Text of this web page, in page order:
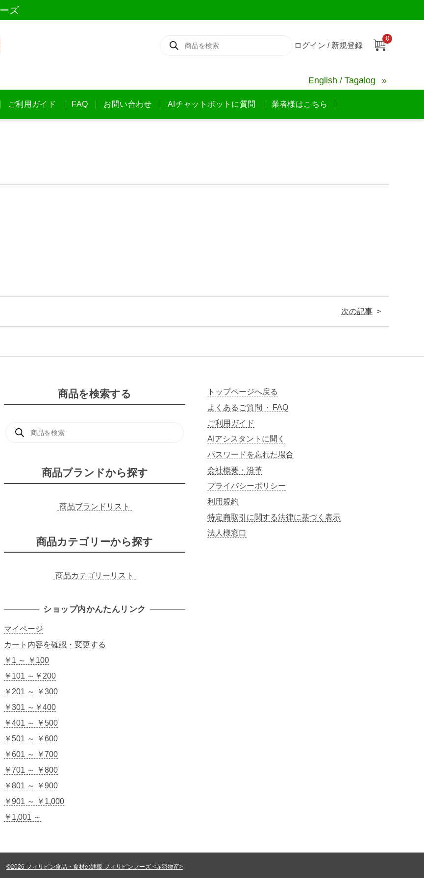
ズ
ログイン / 新規登録
0
English / Tagalog
ご利用ガイド FAQ お問い合わせ AIチャットボットに質問 業者様はこちら
次の記事
商品を検索する
商品ブランドから探す
商品ブランドリスト
商品カテゴリーから探す
商品カテゴリーリスト
ショップ内かんたんリンク
マイページ
カート内容を確認・変更する
￥1 ～ ￥100
￥101 ～￥200
￥201 ～ ￥300
￥301 ～￥400
￥401 ～ ￥500
￥501 ～ ￥600
￥601 ～ ￥700
￥701 ～ ￥800
￥801 ～ ￥900
￥901 ～ ￥1,000
￥1,001 ～
トップページへ戻る
よくあるご質問 · FAQ
ご利用ガイド
AIアシスタントに聞く
パスワードを忘れた場合
会社概要・沿革
プライバシーポリシー
利用規約
特定商取引に関する法律に基づく表示
法人様窓口
©2026 フィリピン食品・食材の通販 フィリピンフーズ <赤羽物産>